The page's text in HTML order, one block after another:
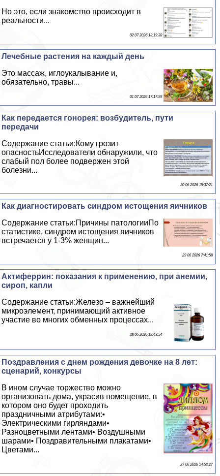
Но это, если знакомство происходит в
реальности...
02 07 2026 13:19:38
Лечебные растения на каждый день
Это массаж, иглоукалывание и,
обязательно, травы...
01 07 2026 17:17:59
Как передается гoнopeя: возбудитель, пути
передачи
Содержание статьи:Кому грозит
опасностьИсследователи обнаружили, что
слабый пол более подвержен этой
болезни...
30 06 2026 15:37:21
Как диагностировать синдром истощения яичников
Содержание статьи:Причины патологииПо
статистике, синдром истощения яичников
встречается у 1-3% женщин...
29 06 2026 7:41:58
Актиферрин: показания к применению, при анемии,
сироп, капли
Содержание статьи:Железо – важнейший
микроэлемент, принимающий активное
участие во многих обменных процессах...
28 06 2026 18:43:54
Поздравления с днем рождения дeвoчке на 8 лет:
сценарий, конкурсы
В ином случае торжество можно
организовать дома, украсив помещение, в
котором оно будет проходить
праздничными атрибутами:•
Электрическими гирляндами•
Разноцветными лентами• Воздушными
шарами• Поздравительными плакатами•
Цветами...
27 06 2026 14:52:27